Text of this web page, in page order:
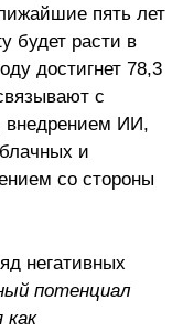
пять лет
будет расти в
достигнет 78,3
с
внедрением ИИ,
и
со стороны
негативных
потенциал
как